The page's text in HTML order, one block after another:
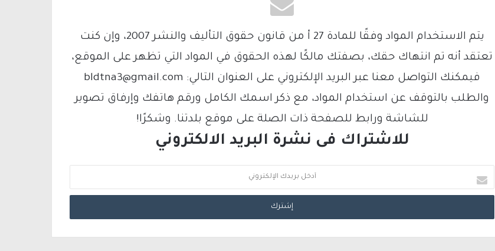
يتم الاستخدام المواد وفقًا للمادة 27 أ من قانون حقوق التأليف والنشر 2007، وإن كنت
تعتقد أنه تم انتهاك حقك، بصفتك مالكًا لهذه الحقوق في المواد التي تظهر على الموقع،
فيمكنك التواصل معنا عبر البريد الإلكتروني على العنوان التالي: bldtna3@gmail.com
والطلب بالتوقف عن استخدام المواد، مع ذكر اسمك الكامل ورقم هاتفك وإرفاق تصوير
للشاشة ورابط للصفحة ذات الصلة على موقع بلدتنا. وشكرًا!
للاشتراك فى نشرة البريد الالكتروني
د
خ
ل